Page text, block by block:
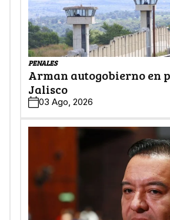
PENALES
Arman autogobierno en
Jalisco
03 Ago, 2026